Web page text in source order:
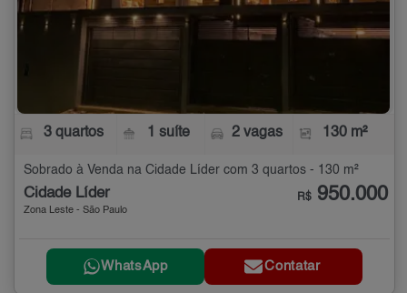
3 quartos 1 suíte 2 vagas 130 m²
Sobrado à Venda na Cidade Líder com 3 quartos - 130 m²
Cidade Líder
Zona Leste - São Paulo
R$ 950.000
WhatsApp Contatar